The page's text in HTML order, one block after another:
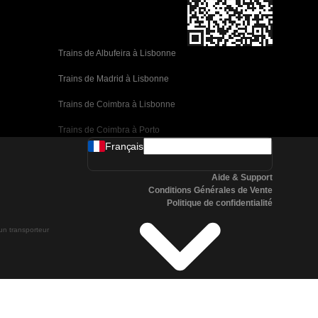
Trains de Albufeira à Lisbonne
Trains de Madrid à Lisbonne
Trains de Coimbra à Lisbonne
Trains de Coimbra à Porto
Trains de Valence à Barcelone
Trains de Malaga à Barcelone
Trains de Malaga à Madrid
Trains de Cordoue à Madrid
transporteur
Français
Aide & Support
Conditions Générales de Vente
Politique de confidentialité